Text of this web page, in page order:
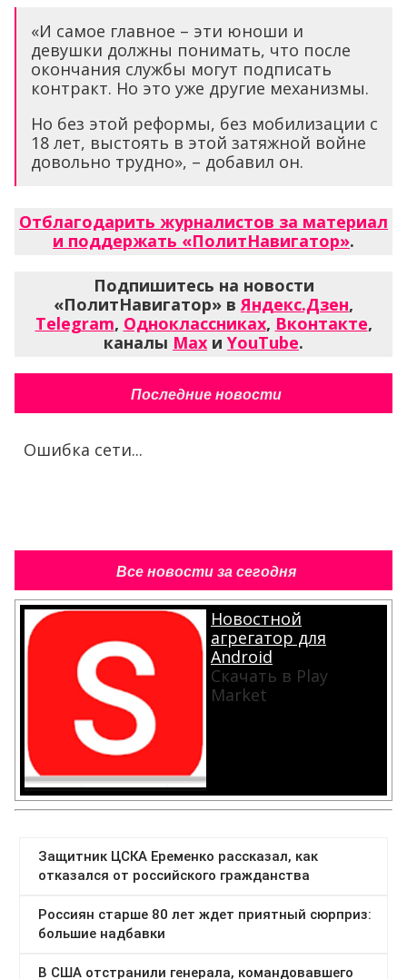
«И самое главное – эти юноши и
девушки должны понимать, что после
окончания службы могут подписать
контракт. Но это уже другие механизмы.
Но без этой реформы, без мобилизации с
18 лет, выстоять в этой затяжной войне
довольно трудно», – добавил он.
Отблагодарить журналистов за материал
и поддержать «ПолитНавигатор».
Подпишитесь на новости
«ПолитНавигатор» вЯндекс.Дзен,
Telegram, Одноклассниках, Вконтакте,
каналы Max и YouTube.
Последние новости
Ошибка сети...
Все новости за сегодня
Новостной
агрегатор для
Android
Скачать в Play
Market